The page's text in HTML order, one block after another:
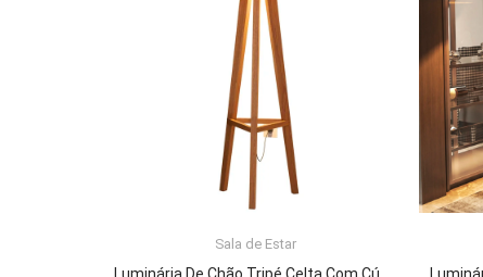
Sala de Estar
ADICIONAR AO CARRINHO